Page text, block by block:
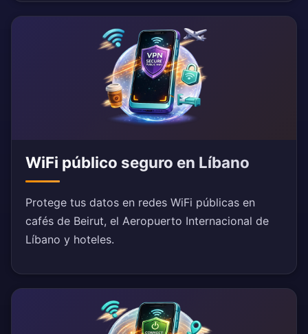
WiFi público seguro en Líbano
Protege tus datos en redes WiFi públicas en
cafés de Beirut, el Aeropuerto Internacional de
Líbano y hoteles.